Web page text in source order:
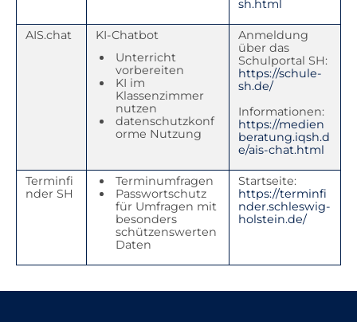
sh.html
AIS.chat
KI-Chatbot
Unterricht
vorbereiten
KI im
Klassenzimmer
nutzen
datenschutzkonf
orme Nutzung
Anmeldung
über das
Schulportal SH:
https://schule-
sh.de/
Informationen:
https://medien
beratung.iqsh.d
e/ais-chat.html
Terminfi
nder SH
Terminumfragen
Passwortschutz
für Umfragen mit
besonders
schützenswerten
Daten
Startseite:
https://terminfi
nder.schleswig-
holstein.de/